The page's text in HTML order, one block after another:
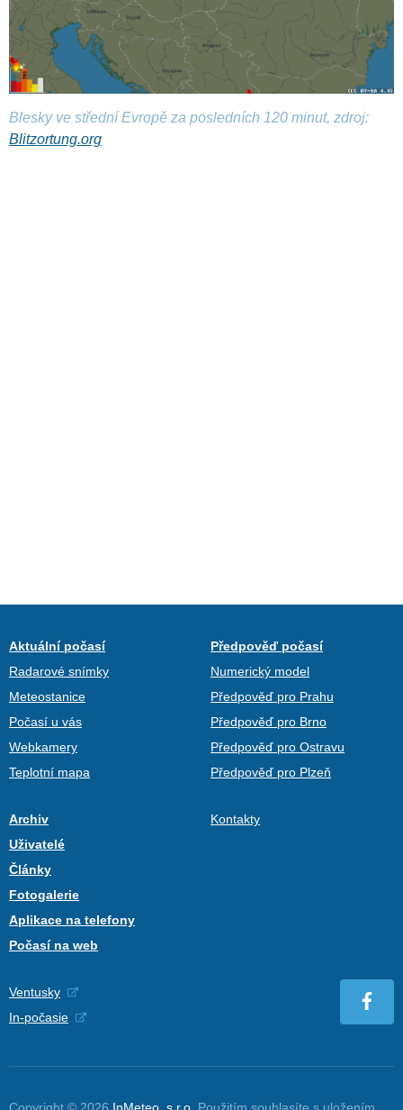
Blesky ve střední Evropě za posledních 120 minut, zdroj:
Blitzortung.org
Aktuální počasí
Radarové snímky
Meteostanice
Počasí u vás
Webkamery
Teplotní mapa
Předpověď počasí
Numerický model
Předpověď pro Prahu
Předpověď pro Brno
Předpověď pro Ostravu
Předpověď pro Plzeň
Archiv
Uživatelé
Články
Fotogalerie
Aplikace na telefony
Počasí na web
Kontakty
Ventusky
In-počasie
Copyright © 2026 InMeteo, s.r.o. Použitím souhlasíte s uložením